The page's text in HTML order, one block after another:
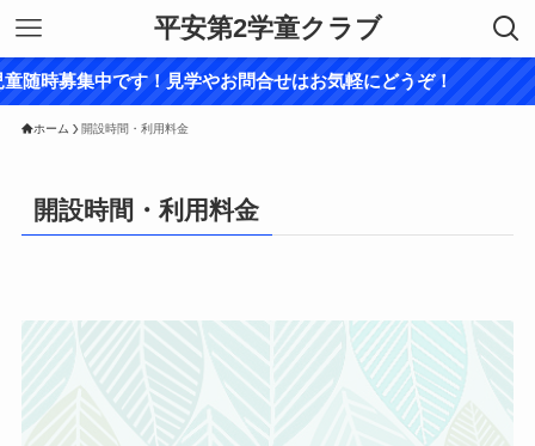
平安第2学童クラブ
募集中です！見学やお問合せはお気軽にどうぞ！
ホーム 開設時間・利用料金
開設時間・利用料金